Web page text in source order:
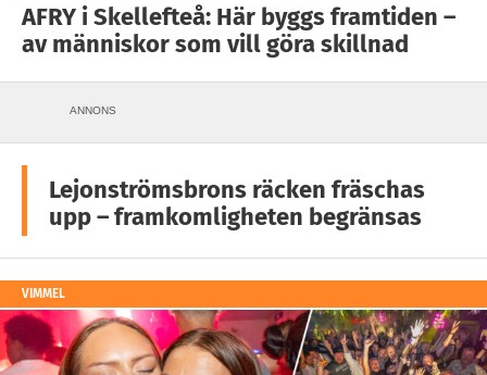
AFRY i Skellefteå: Här byggs framtiden –
av människor som vill göra skillnad
ANNONS
Lejonströmsbrons räcken fräschas
upp – framkomligheten begränsas
VIMMEL